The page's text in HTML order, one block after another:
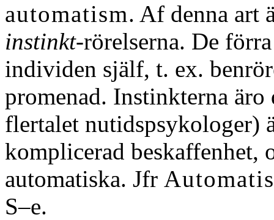
automatism. Af denna art
instinkt-rörelserna. De
individen själf, t. ex.
promenad. Instinkterna
flertalet nutidspsykologer)
komplicerad beskaffenhet,
automatiska. Jfr
S–e.